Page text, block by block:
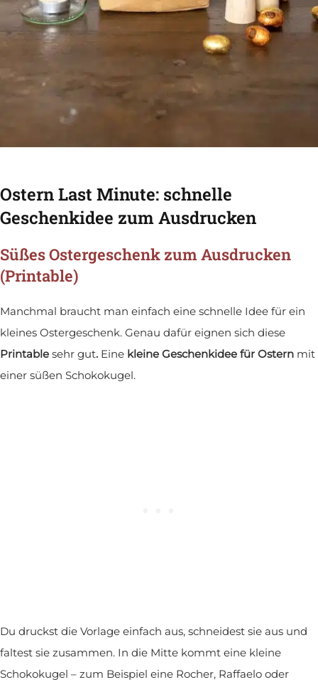
Ostern Last Minute: schnelle
Geschenkidee zum Ausdrucken
Süßes Ostergeschenk zum Ausdrucken
(Printable)
Manchmal braucht man einfach eine schnelle Idee für ein
kleines Ostergeschenk. Genau dafür eignen sich diese
Printable sehr gut. Eine kleine Geschenkidee für Ostern mit
einer süßen Schokokugel.
Du druckst die Vorlage einfach aus, schneidest sie aus und
faltest sie zusammen. In die Mitte kommt eine kleine
Schokokugel – zum Beispiel eine Rocher, Raffaelo oder